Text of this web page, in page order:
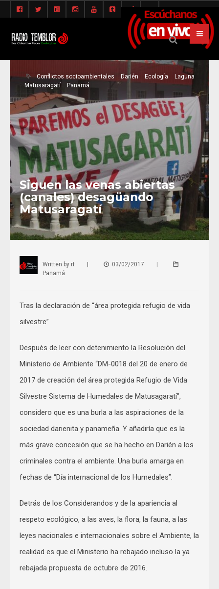
Conflictos socioambientales Darién Ecología
Laguna
Matusaragatí
Panamá
Siguen las venas abiertas
(canales) desagüando
Matusaragatí
Written by rt 03/02/2017
Panamá
Tras la declaración de “área protegida refugio de vida
silvestre”
Después de leer con detenimiento la Resolución del
Ministerio de Ambiente “DM-0018 del 20 de enero de
2017 de creación del área protegida Refugio de Vida
Silvestre Sistema de Humedales de Matusagaratí”,
considero que es una burla a las aspiraciones de la
sociedad darienita y panameña. Y añadiría que es la
más grave concesión que se ha hecho en Darién a los
criminales contra el ambiente. Una burla amarga en
fechas de “Día internacional de los Humedales”.
Detrás de los Considerandos y de la apariencia al
respeto ecológico, a las aves, la flora, la fauna, a las
leyes nacionales e internacionales sobre el Ambiente, la
realidad es que el Ministerio ha rebajado incluso la ya
rebajada propuesta de octubre de 2016.